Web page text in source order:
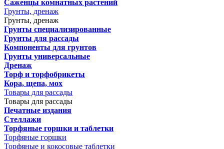
Саженцы комнатных растений
Грунты, дренаж
Грунты, дренаж
Грунты специализированные
Грунты для рассады
Компоненты для грунтов
Грунты универсальные
Дренаж
Торф и торфобрикеты
Кора, щепа, мох
Товары для рассады
Товары для рассады
Печатные издания
Стеллажи
Торфяные горшки и таблетки
Торфяные горшки
Торфяные и кокосовые таблетки